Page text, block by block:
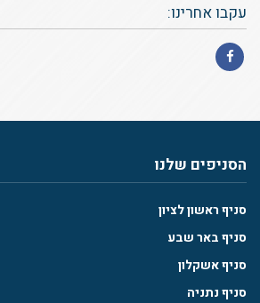
עקבו אחרינו:
הסניפים שלנו
סניף ראשון לציון
סניף באר שבע
סניף אשקלון
סניף נתניה